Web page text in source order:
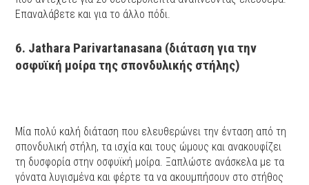
Επαναλάβετε και για το άλλο πόδι.
6. Jathara Parivartanasana (διάταση για την
οσφυϊκή μοίρα της σπονδυλικής στήλης)
Μία πολύ καλή διάταση που ελευθερώνει την ένταση από τη
σπονδυλική στήλη, τα ισχία και τους ώμους και ανακουφίζει
τη δυσφορία στην οσφυϊκή μοίρα. Ξαπλώστε ανάσκελα με τα
γόνατα λυγισμένα και φέρτε τα να ακουμπήσουν στο στήθος